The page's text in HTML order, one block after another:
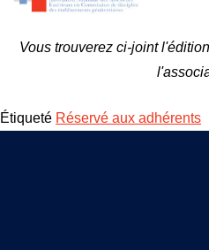
Vous trouverez ci-joint
Étiqueté Réservé aux adhérents